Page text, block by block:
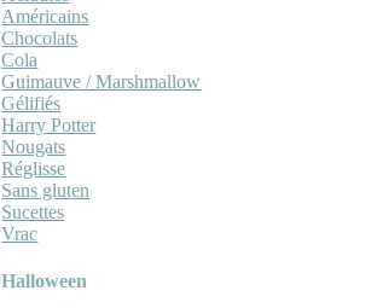
Américains
Chocolats
Cola
Guimauve / Marshmallow
Gélifiés
Harry Potter
Nougats
Réglisse
Sans gluten
Sucettes
Vrac
Halloween